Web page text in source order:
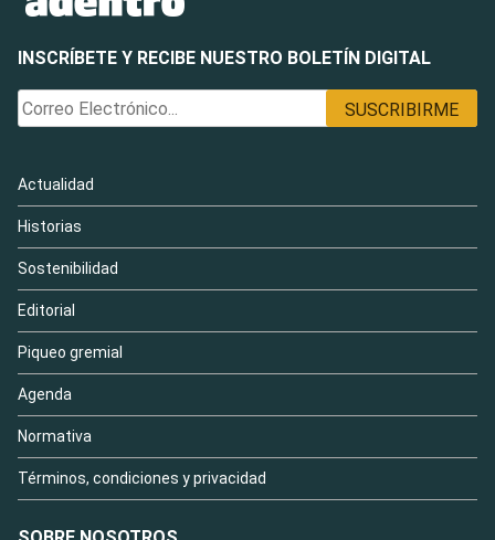
INSCRÍBETE Y RECIBE NUESTRO BOLETÍN DIGITAL
Actualidad
Historias
Sostenibilidad
Editorial
Piqueo gremial
Agenda
Normativa
Términos, condiciones y privacidad